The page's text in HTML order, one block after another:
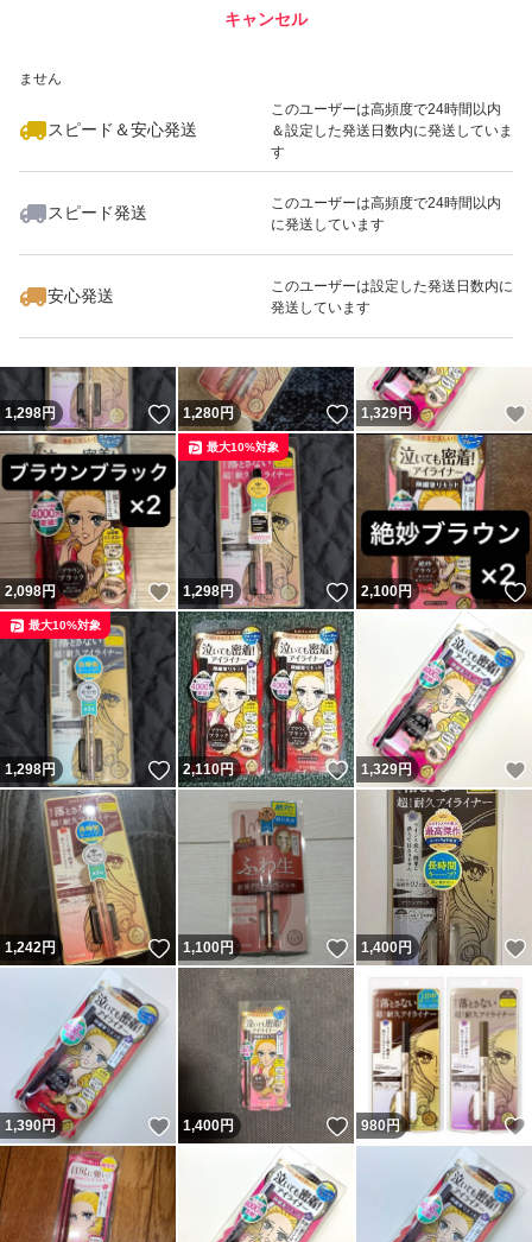
ません
スピード＆安心発送
このユーザーは高頻度で24時間以内
＆設定した発送日数内に発送していま
す
スピード発送
このユーザーは高頻度で24時間以内
に発送しています
安心発送
このユーザーは設定した発送日数内に
発送しています
キャンセル
いいね！
1,280
1,298円 いいね！
1,280円 いいね！
1,329円
2,098円 いいね！
1,298円 いいね！
最大10%対象
2,100円
1,298円 いいね！
最大10%対象
2,110円 いいね！
1,329円
1,242円 いいね！
1,100円 いいね！
1,400円
1,390円 いいね！
1,400円 いいね！
980円